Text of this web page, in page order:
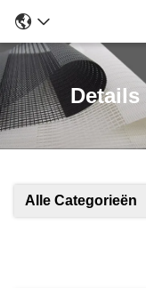
Details
Alle Categorieën